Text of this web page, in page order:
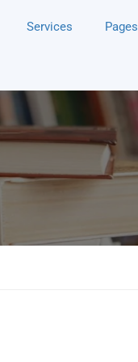
Services Pages